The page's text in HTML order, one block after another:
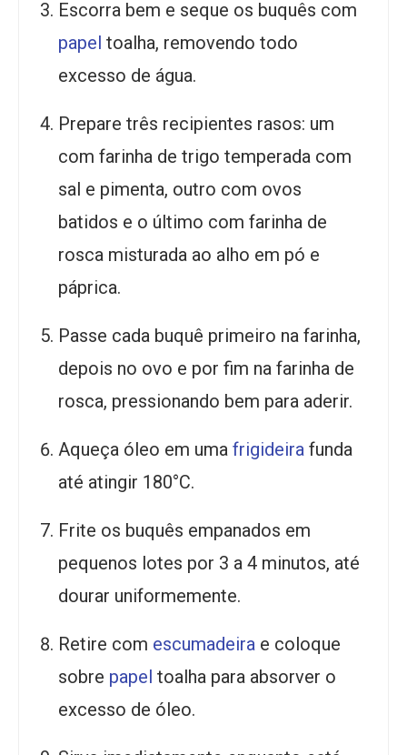
Escorra bem e seque os buquês com
papel toalha, removendo todo
excesso de água.
Prepare três recipientes rasos: um
com farinha de trigo temperada com
sal e pimenta, outro com ovos
batidos e o último com farinha de
rosca misturada ao alho em pó e
páprica.
Passe cada buquê primeiro na farinha,
depois no ovo e por fim na farinha de
rosca, pressionando bem para aderir.
Aqueça óleo em uma frigideira funda
até atingir 180°C.
Frite os buquês empanados em
pequenos lotes por 3 a 4 minutos, até
dourar uniformemente.
Retire com escumadeira e coloque
sobre papel toalha para absorver o
excesso de óleo.